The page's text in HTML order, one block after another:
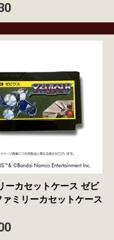
ーカセットケース ゼビ
ミリーカセットケース